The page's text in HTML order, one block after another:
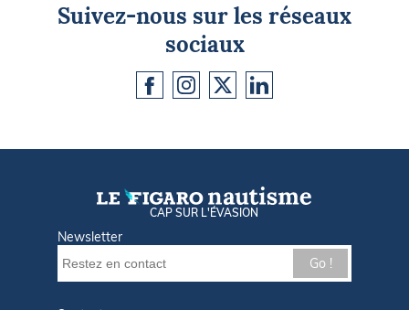
Suivez-nous sur les réseaux
sociaux
CAP SUR L'ÉVASION
Newsletter
Go !